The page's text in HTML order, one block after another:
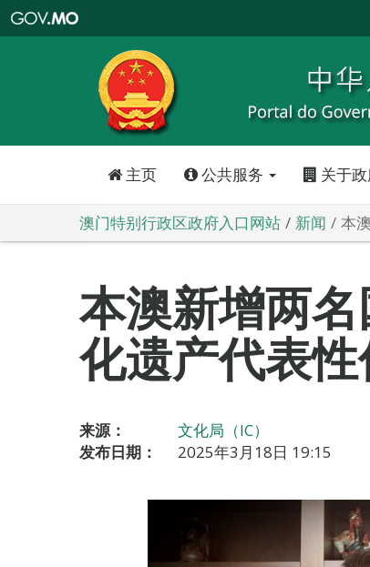
特
政
区
政
口
主页 公共服务 关于
澳门特别行政区政府入口网站 新闻 本
本澳新增两
化遗产代表
来源：
文化局（IC）
发布日期：
2025年3月18日 19:15